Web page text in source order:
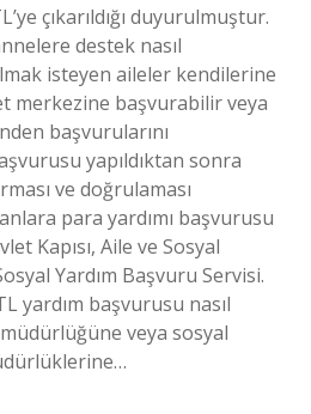
çıkarıldığı duyurulmuştur.
destek nasıl
isteyen aileler kendilerine
merkezine başvurabilir veya
başvurularını
yapıldıktan sonra
ve doğrulaması
para yardımı başvurusu
Kapısı, Aile ve Sosyal
Yardım Başvuru Servisi.
yardım başvurusu nasıl
veya sosyal